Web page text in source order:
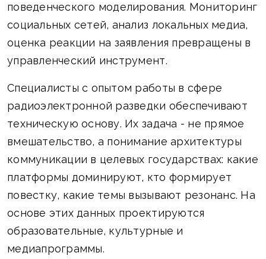
поведенческого моделирования. Мониторинг
социальных сетей, анализ локальных медиа,
оценка реакции на заявления превращены в
управленческий инструмент.
Специалисты с опытом работы в сфере
радиоэлектронной разведки обеспечивают
техническую основу. Их задача - не прямое
вмешательство, а понимание архитектуры
коммуникации в целевых государствах: какие
платформы доминируют, кто формирует
повестку, какие темы вызывают резонанс. На
основе этих данных проектируются
образовательные, культурные и
медиапрограммы.